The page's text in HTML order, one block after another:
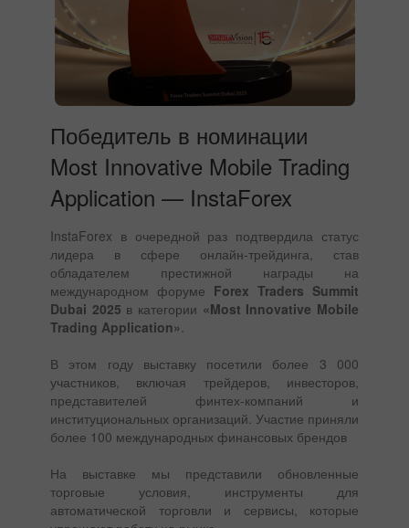
Победитель в номинации
Most Innovative Mobile Trading
Application — InstaForex
InstaForex в очередной раз подтвердила статус
лидера в сфере онлайн-трейдинга, став
обладателем престижной награды на
международном форуме Forex Traders Summit
Dubai 2025 в категории «Most Innovative Mobile
Trading Application»
В этом году выставку посетили более 3 000
участников, включая трейдеров, инвесторов,
представителей финтех-компаний и
институциональных организаций. Участие приняли
более 100 международных финансовых брендов
На выставке мы представили обновленные
торговые условия, инструменты для
автоматической торговли и сервисы, которые